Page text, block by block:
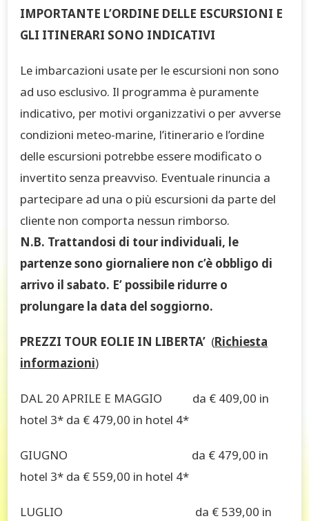
IMPORTANTE L’ORDINE DELLE ESCURSIONI E
GLI ITINERARI SONO INDICATIVI
Le imbarcazioni usate per le escursioni non sono
ad uso esclusivo. Il programma è puramente
indicativo, per motivi organizzativi o per avverse
condizioni meteo-marine, l’itinerario e l’ordine
delle escursioni potrebbe essere modificato o
invertito senza preavviso. Eventuale rinuncia a
partecipare ad una o più escursioni da parte del
cliente non comporta nessun rimborso.
N.B. Trattandosi di tour individuali, le
partenze sono giornaliere non c’è obbligo di
arrivo il sabato. E’ possibile ridurre o
prolungare la data del soggiorno.
PREZZI TOUR EOLIE IN LIBERTA’ (Richiesta
informazioni)
DAL 20 APRILE E MAGGIO da € 409,00 in
hotel 3* da € 479,00 in hotel 4*
GIUGNO da € 479,00 in
hotel 3* da € 559,00 in hotel 4*
LUGLIO da € 539,00 in